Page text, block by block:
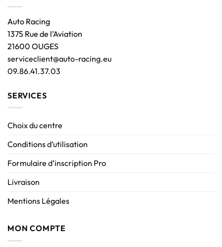
Auto Racing
1375 Rue de l’Aviation
21600 OUGES
serviceclient@auto-racing.eu
09.86.41.37.03
SERVICES
Choix du centre
Conditions d’utilisation
Formulaire d’inscription Pro
Livraison
Mentions Légales
MON COMPTE